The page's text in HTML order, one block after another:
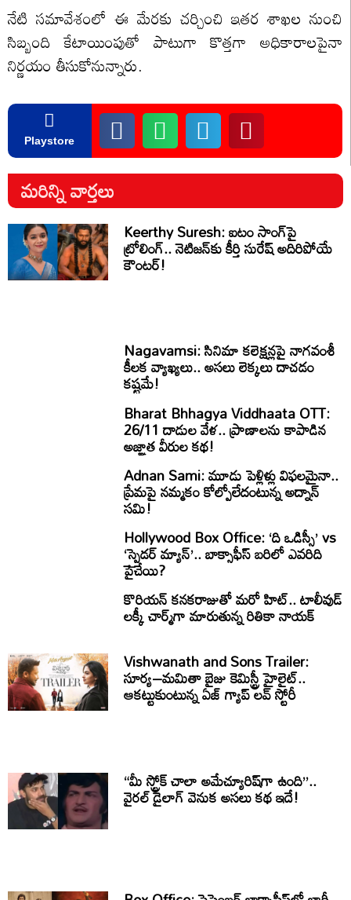
నేటి సమావేశంలో ఈ మేరకు చర్చించి ఇతర శాఖల నుంచి
సిబ్బంది కేటాయింపుతో పాటుగా కొత్తగా అధికారాలపైనా
నిర్ణయం తీసుకోనున్నారు.
Playstore
మరిన్ని వార్తలు
Keerthy Suresh: ఐటం సాంగ్‌పై
ట్రోలింగ్.. నెటిజన్‌కు కీర్తి సురేష్ అదిరిపోయే
కౌంటర్!
Nagavamsi: సినిమా కలెక్షన్లపై నాగవంశీ
కీలక వ్యాఖ్యలు.. అసలు లెక్కలు దాచడం
కష్టమే!
Bharat Bhhagya Viddhaata OTT:
26/11 దాడుల వేళ.. ప్రాణాలను కాపాడిన
అజ్ఞాత వీరుల కథ!
Adnan Sami: మూడు పెళ్లిళ్లు విఫలమైనా..
ప్రేమపై నమ్మకం కోల్పోలేదంటున్న అద్నాన్
సమి!
Hollywood Box Office: ‘ది ఒడిస్సీ’ vs
‘స్పైడర్ మ్యాన్’.. బాక్సాఫీస్ బరిలో ఎవరిది
పైచేయి?
కొరియన్ కనకరాజుతో మరో హిట్.. టాలీవుడ్
లక్కీ చార్మ్‌గా మారుతున్న రితికా నాయక్
Vishwanath and Sons Trailer:
సూర్య–మమితా బైజు కెమిస్ట్రీ హైలైట్..
ఆకట్టుకుంటున్న ఏజ్ గ్యాప్ లవ్ స్టోరీ
“మీ స్ట్రోక్ చాలా అమేచ్యూరిష్‌గా ఉంది”..
వైరల్ డైలాగ్ వెనుక అసలు కథ ఇదే!